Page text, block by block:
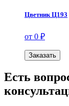
Цветник Ц193
от 0 ₽
Заказать
Есть